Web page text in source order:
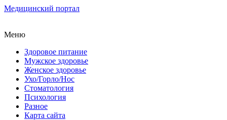
Медицинский портал
Меню
Здоровое питание
Мужское здоровье
Женское здоровье
Ухо/Горло/Нос
Стоматология
Психология
Разное
Карта сайта